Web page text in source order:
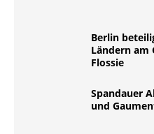
Berlin
Ländern am
Flossie
Spandauer
und